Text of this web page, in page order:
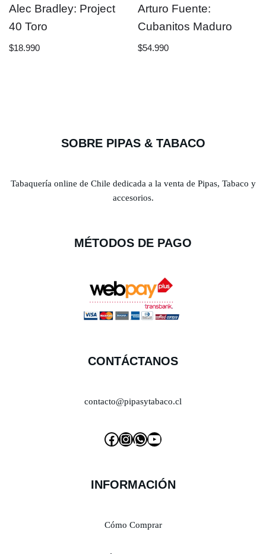
Alec Bradley: Project
40 Toro
$18.990
Arturo Fuente:
Cubanitos Maduro
$54.990
SOBRE PIPAS & TABACO
Tabaquería online de Chile dedicada a la venta de Pipas, Tabaco y
accesorios.
MÉTODOS DE PAGO
CONTÁCTANOS
contacto@pipasytabaco.cl
INFORMACIÓN
Cómo Comprar